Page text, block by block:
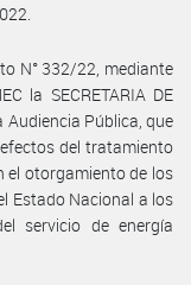
N° 332/22, mediante
la SECRETARIA DE
Audiencia Pública, que
del tratamiento
el otorgamiento de los
Estado Nacional a los
servicio de energía